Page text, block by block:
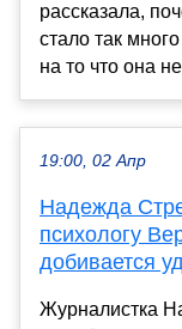
рассказала,
стало так
на то что она
19:00, 02 Апр
Надежда
психологу
добивается
Журналистка